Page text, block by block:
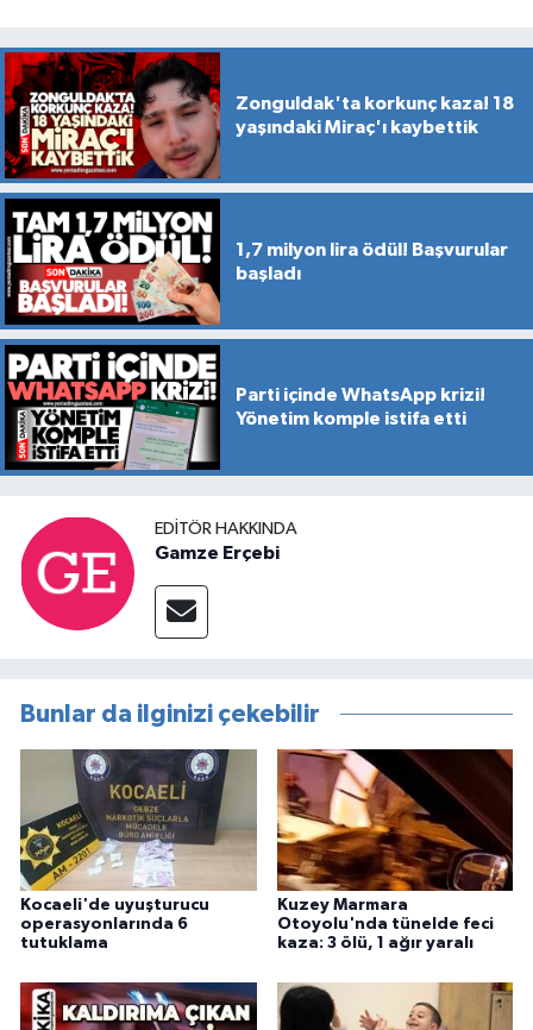
Zonguldak'ta korkunç kaza! 18
yaşındaki Miraç'ı kaybettik
1,7 milyon lira ödül! Başvurular
başladı
Parti içinde WhatsApp krizi!
Yönetim komple istifa etti
EDITÖR HAKKINDA
Gamze Erçebi
Bunlar da ilginizi çekebilir
Kocaeli'de uyuşturucu
operasyonlarında 6
tutuklama
Kuzey Marmara
Otoyolu'nda tünelde feci
kaza: 3 ölü, 1 ağır yaralı